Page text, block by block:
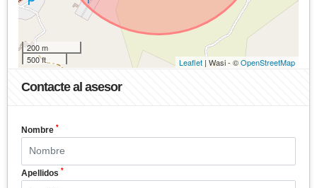
200 m
500 ft
Leaflet | Wasi - ©OpenStreetMap
Contacte al asesor
Nombre *
Apellidos *